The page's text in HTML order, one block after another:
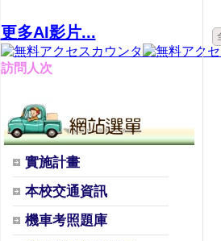
更多AI影片...
訪問人次
實施計畫
本校交通資訊
機車考照題庫